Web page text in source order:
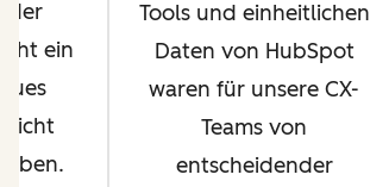
ein
Tools und einheitlichen
Daten von HubSpot
waren für unsere CX-
Teams von
entscheidender